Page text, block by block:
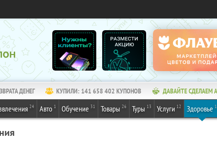
ДЕНЕГ КУПИЛИ: 141 658 402 КУПОНОВ ДАВАЙТЕ СДЕЛАЕМ
24 Авто 1 Обучение 31 Товары 26 Туры 13 Услуги 12 Здоровье 1